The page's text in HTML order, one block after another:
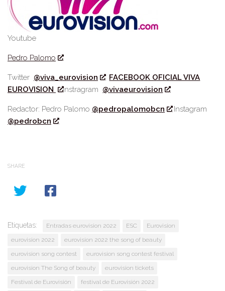
Youtube
Pedro Palomo
Twitter @viva_eurovision
FACEBOOK OFICIAL VIVA
EUROVISION
Instragram @vivaeurovision
Redactor: Pedro Palomo @pedropalomobcn
Instagram
@pedrobcn
SHARE
Etiquetas: Entradas eurovision 2022 ESC
Eurovision
eurovision 2022
eurovision 2022 the song of beauty
eurovision song contest
eurovision song contest festival
eurovision The Song of beauty
eurovision tickets
Festival de Eurovisión
festival de Eurovisión 2022